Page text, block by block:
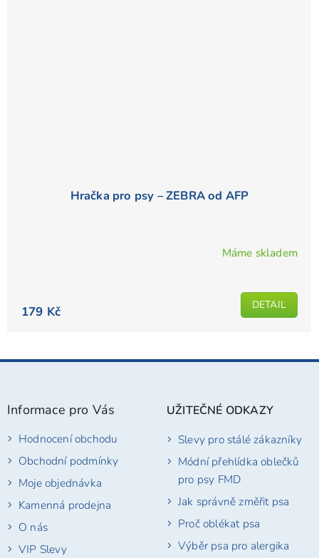
Hračka pro psy – ZEBRA od AFP
Máme skladem
179 Kč DETAIL
Z
Informace pro Vás
Hodnocení obchodu
Obchodní podmínky
Moje objednávka
Kamenná prodejna
O nás
VIP Slevy
UŽITEČNÉ ODKAZY
Slevy pro stálé zákazníky
Módní přehlídka oblečků
pro psy FMD
Jak správně změřit psa
Proč oblékat psa
Výběr psa pro alergika